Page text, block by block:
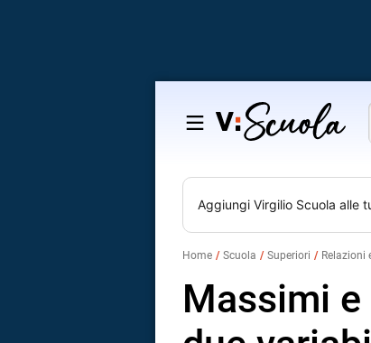
Salta
contenuto
Aggiungi Virgilio Scuola alle
Home Scuola Superiori Relazioni
Massimi